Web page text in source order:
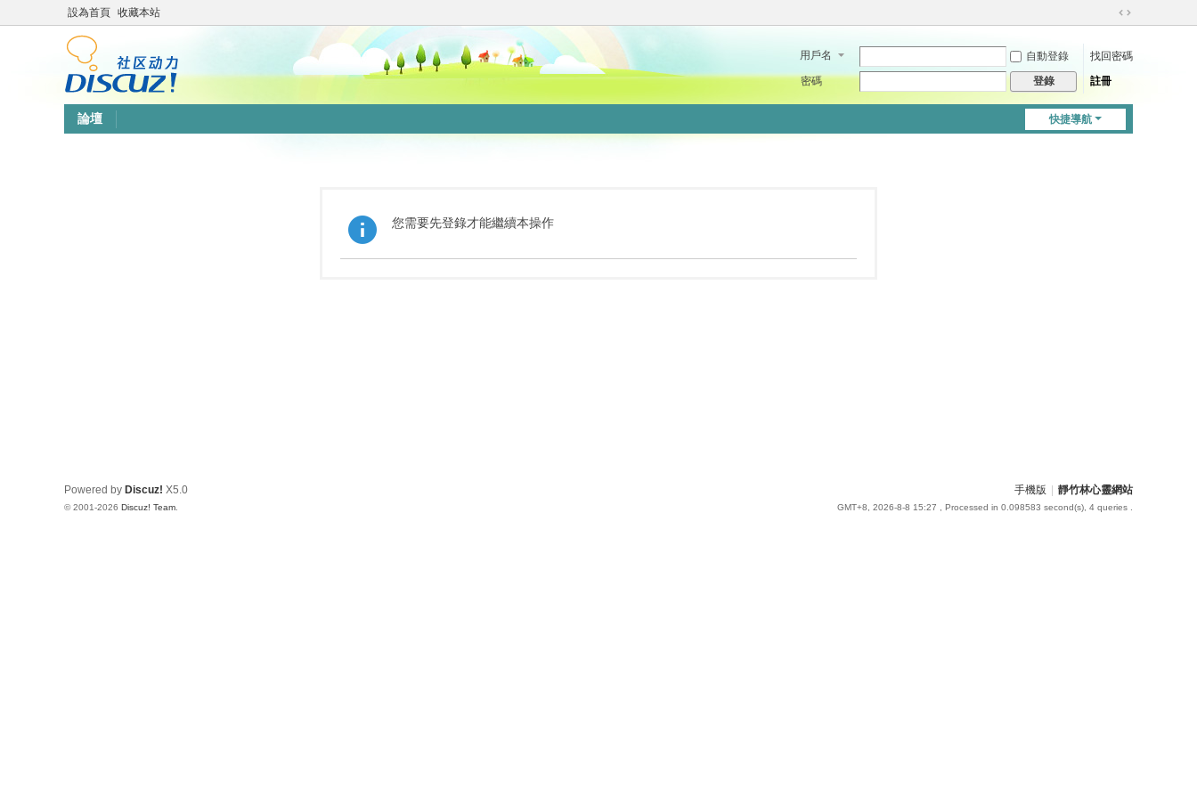
設為首頁 收藏本站
切
到
用戶名 自動登錄
找回密碼
密碼
登錄 註冊
快捷導航
論壇
您需要先登錄才能繼續本操作
手機版 靜竹林心靈網站
GMT+8, 2026-8-8 15:27 , Processed in 0.098583 second(s), 4 queries .
Powered by Discuz! X5.0
© 2001-2026 Discuz! Team